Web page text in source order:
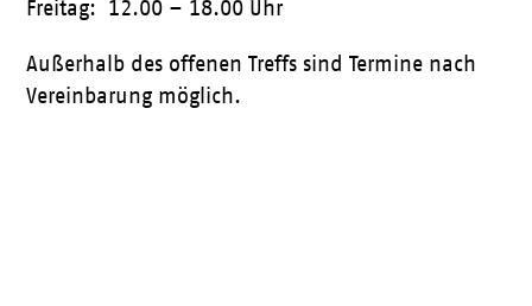
Freitag: 12.00 – 18.00 Uhr
Außerhalb des offenen Treffs sind Termine nach
Vereinbarung möglich.